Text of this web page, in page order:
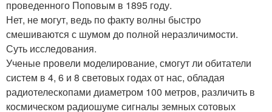
проведенного Поповым в 1895 году.
Нет, не могут, ведь по факту волны быстро
смешиваются с шумом до полной неразличимости.
Суть исследования.
Ученые провели моделирование, смогут ли обитатели
систем в 4, 6 и 8 световых годах от нас, обладая
радиотелескопами диаметром 100 метров, различить в
космическом радиошуме сигналы земных сотовых